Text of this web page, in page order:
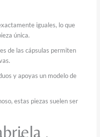
iguales, lo que
única.
de las cápsulas permiten
y apoyas un modelo de
estas piezas suelen ser